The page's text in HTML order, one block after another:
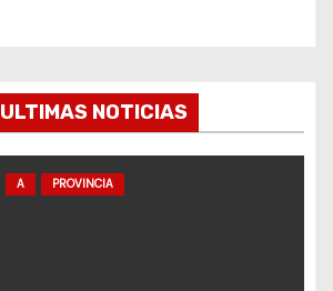
ULTIMAS NOTICIAS
A PROVINCIA